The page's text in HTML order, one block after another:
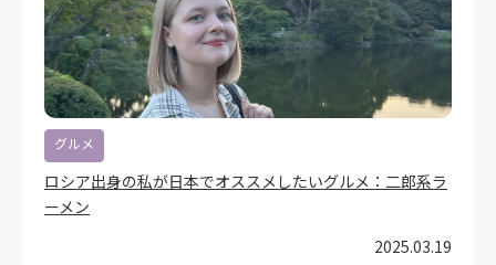
グルメ
ロシア出身の私が日本でオススメしたいグルメ：二郎系ラ
ーメン
2025.03.19